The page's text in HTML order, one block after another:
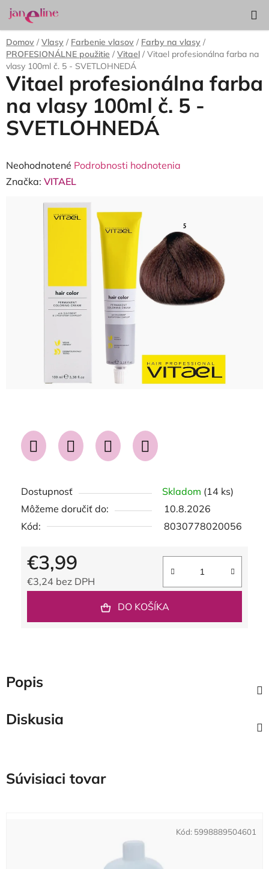
Prejsť
na
obsah
KOŠÍK
Domov / Vlasy / Farbenie vlasov / Farby na vlasy /
PROFESIONÁLNE použitie / Vitael / Vitael profesionálna farba na
vlasy 100ml č. 5 - SVETLOHNEDÁ
Dostupnosť Skladom (14 ks)
Môžeme doručiť do:
10.8.2026
Kód:
8030778020056
€3,99
€3,24 bez DPH
DO KOŠÍKA
Vitael profesionálna farba
na vlasy 100ml č. 5 -
SVETLOHNEDÁ
Priemerné
hodnotenie
Neohodnotené Podrobnosti hodnotenia
Značka: VITAEL
Popis
Diskusia
Súvisiaci tovar
Kód: 5998889504601